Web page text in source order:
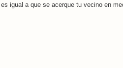
igual a que se acerque tu vecino en